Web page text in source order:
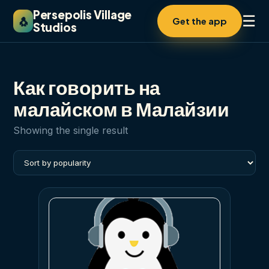
🐧 Persepolis Village
Studios
Get the app ☰
Как говорить на
малайском в Малайзии
Showing the single result